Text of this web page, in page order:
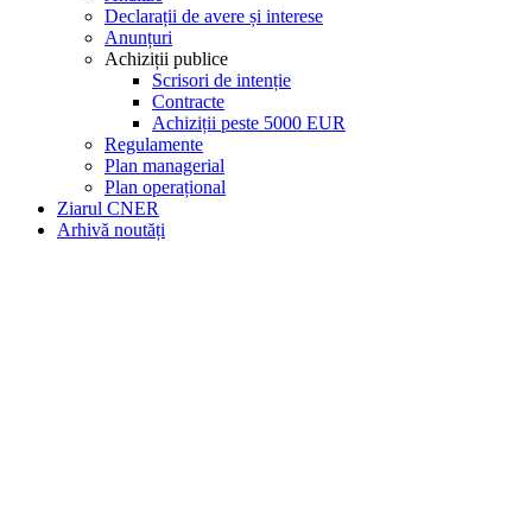
Declarații de avere și interese
Anunțuri
Achiziții publice
Scrisori de intenție
Contracte
Achiziții peste 5000 EUR
Regulamente
Plan managerial
Plan operațional
Ziarul CNER
Arhivă noutăți